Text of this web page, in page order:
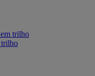
trilho
trilho